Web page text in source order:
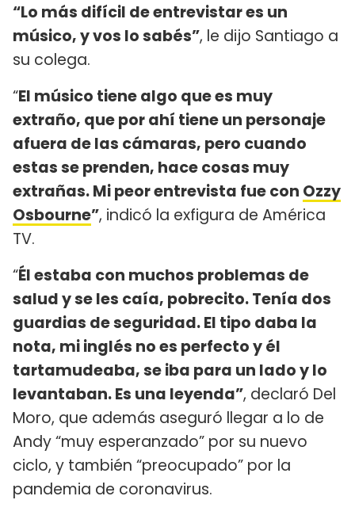
“Lo más difícil de entrevistar es un
músico, y vos lo sabés”, le dijo Santiago a
su colega.
“El músico tiene algo que es muy
extraño, que por ahí tiene un personaje
afuera de las cámaras, pero cuando
estas se prenden, hace cosas muy
extrañas. Mi peor entrevista fue con Ozzy
Osbourne”, indicó la exfigura de América
TV.
“Él estaba con muchos problemas de
salud y se les caía, pobrecito. Tenía dos
guardias de seguridad. El tipo daba la
nota, mi inglés no es perfecto y él
tartamudeaba, se iba para un lado y lo
levantaban. Es una leyenda”, declaró Del
Moro, que además aseguró llegar a lo de
Andy “muy esperanzado” por su nuevo
ciclo, y también “preocupado” por la
pandemia de coronavirus.